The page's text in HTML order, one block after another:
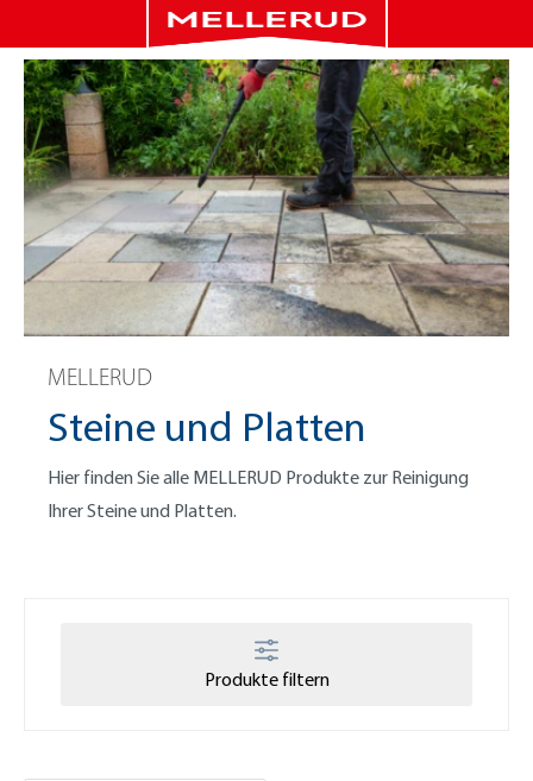
MELLERUD
Steine und Platten
Hier finden Sie alle MELLERUD Produkte zur Reinigung
Ihrer Steine und Platten.
Produkte filtern